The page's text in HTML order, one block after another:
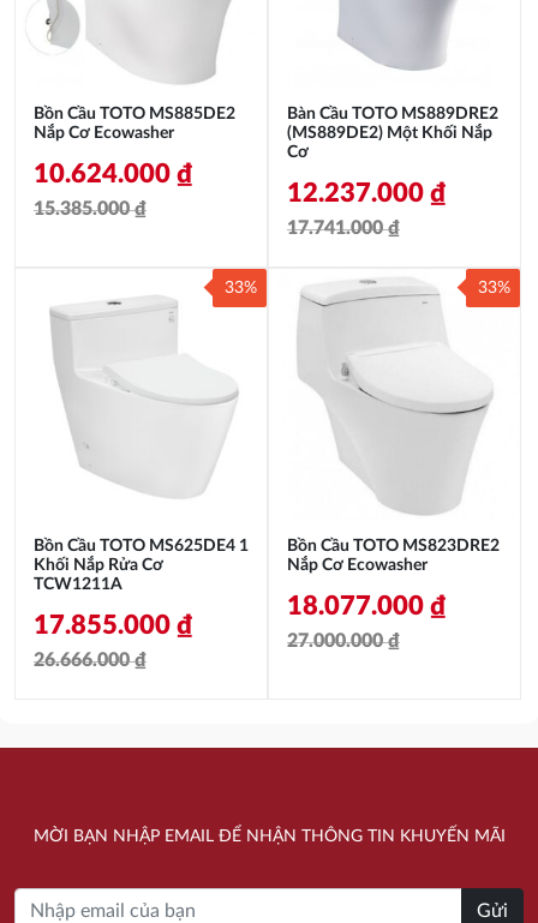
Bồn Cầu TOTO MS885DE2
Nắp Cơ Ecowasher
15.385.000₫
là:
15.385.000 ₫.
10.624.000 ₫
tại
là:
10.624.000 ₫.
Bàn Cầu TOTO MS889DRE2
(MS889DE2) Một Khối Nắp
Cơ
17.741.000₫
gốc
17.741.000 ₫.
12.237.000 ₫
hiện
là:
12.237.000 ₫.
Bồn Cầu TOTO MS625DE4 1
Khối Nắp Rửa Cơ
TCW1211A
26.666.000₫
17.855.000 ₫
17.855.000 ₫.
33%
Bồn Cầu TOTO MS823DRE2
Nắp Cơ Ecowasher
27.000.000₫
là:
18.077.000 ₫
tại
18.077.000 ₫.
33%
MỜI BẠN NHẬP EMAIL ĐỂ NHẬN THÔNG TIN KHUYẾN MÃI
Gửi